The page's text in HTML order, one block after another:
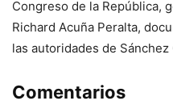
Congreso de la República,
Richard Acuña Peralta,
las autoridades de Sánchez
Comentarios